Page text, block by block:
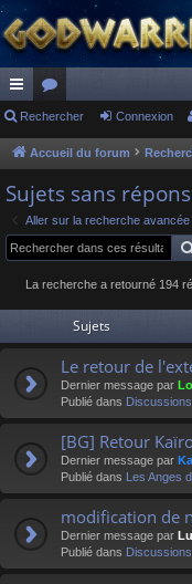
ac
co
ur
ci
s
or
u
s
Rechercher Connexion
Accueil du forum
Sujets sans
Aller sur la recherche avancée
La recherche a retourné 194
Sujets
Le retour de
Dernier message par
Publié dans Discussions
[BG] Retour
Dernier message par
Publié dans Les Anges
modification de
Dernier message par
Publié dans Discussions